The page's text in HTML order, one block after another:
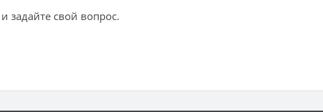
задайте свой вопрос.